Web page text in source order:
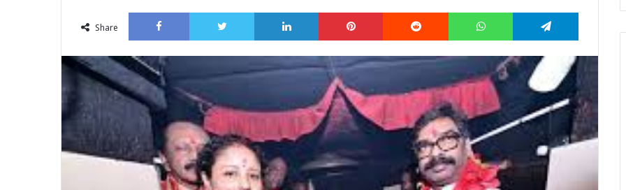
Share
Facebook Twitter LinkedIn Pinterest Reddit WhatsApp Telegram